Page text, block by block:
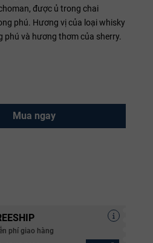
được ủ trong chai
phú. Hương vị của loại whisky
phú và hương thơm của sherry.
Mua ngay
phí giao hàng